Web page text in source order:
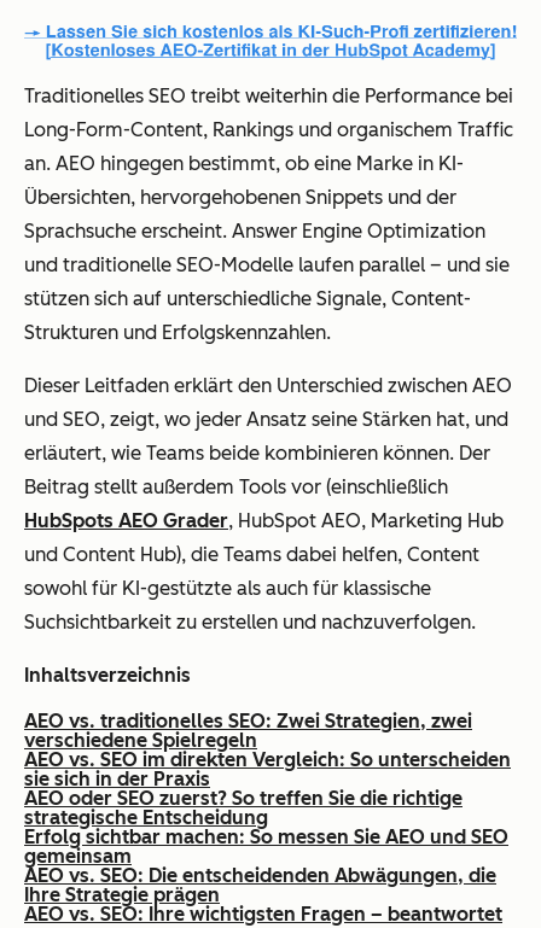
Traditionelles SEO treibt weiterhin die Performance bei
Long-Form-Content, Rankings und organischem Traffic
an. AEO hingegen bestimmt, ob eine Marke in KI-
Übersichten, hervorgehobenen Snippets und der
Sprachsuche erscheint. Answer Engine Optimization
und traditionelle SEO-Modelle laufen parallel – und sie
stützen sich auf unterschiedliche Signale, Content-
Strukturen und Erfolgskennzahlen.
Dieser Leitfaden erklärt den Unterschied zwischen AEO
und SEO, zeigt, wo jeder Ansatz seine Stärken hat, und
erläutert, wie Teams beide kombinieren können. Der
Beitrag stellt außerdem Tools vor (einschließlich
HubSpots AEO Grader, HubSpot AEO, Marketing Hub
und Content Hub), die Teams dabei helfen, Content
sowohl für KI-gestützte als auch für klassische
Suchsichtbarkeit zu erstellen und nachzuverfolgen.
Inhaltsverzeichnis
AEO vs. traditionelles SEO: Zwei Strategien, zwei
verschiedene Spielregeln
AEO vs. SEO im direkten Vergleich: So unterscheiden
sie sich in der Praxis
AEO oder SEO zuerst? So treffen Sie die richtige
strategische Entscheidung
Erfolg sichtbar machen: So messen Sie AEO und SEO
gemeinsam
AEO vs. SEO: Die entscheidenden Abwägungen, die
Ihre Strategie prägen
AEO vs. SEO: Ihre wichtigsten Fragen – beantwortet